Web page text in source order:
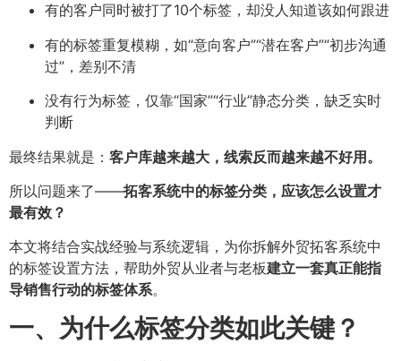
有的客户同时被打了10个标签，却没人知道该如何跟进
有的标签重复模糊，如“意向客户”“潜在客户”“初步沟通
过”，差别不清
没有行为标签，仅靠“国家”“行业”静态分类，缺乏实时
判断
最终结果就是： 客户库越来越大，线索反而越来越不好用。
所以问题来了——拓客系统中的标签分类，应该怎么设置才
最有效？
本文将结合实战经验与系统逻辑，为你拆解外贸拓客系统中
的标签设置方法，帮助外贸从业者与老板建立一套真正能指
导销售行动的标签体系。
一、为什么标签分类如此关键？